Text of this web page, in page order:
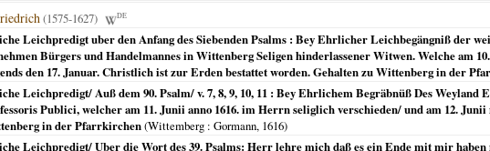
(1575-1627) DE
Leichpredigt uber den Anfang des Siebenden Psalms : Bey Ehrlicher Leichbegängniß der
Bürgers und Handelmannes in Wittenberg Seligen hinderlassener Witwen. Welche am
den 17. Januar. Christlich ist zur Erden bestattet worden. Gehalten zu Wittenberg in der
Leichpredigt/ Auß dem 90. Psalm/ v. 7, 8, 9, 10, 11 : Bey Ehrlichem Begräbnüß Des
Publici, welcher am 11. Junii anno 1616. im Herrn seliglich verschieden/ und am 12.
in der Pfarrkirchen(Wittemberg : Gormann, 1616)
Leichpredigt/ Uber die Wort des 39. Psalms: Herr lehre mich daß es ein Ende mit mir